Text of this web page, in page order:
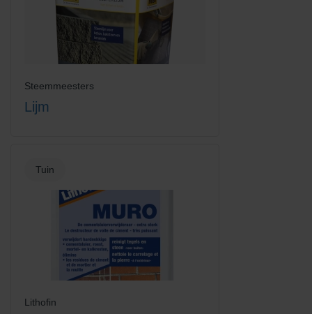
Steemmeesters
Lijm
Tuin
Lithofin